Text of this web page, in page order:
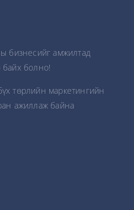
бизнесийг амжилтад
байх болно!
төрлийн маркетингийн
ажиллаж байна